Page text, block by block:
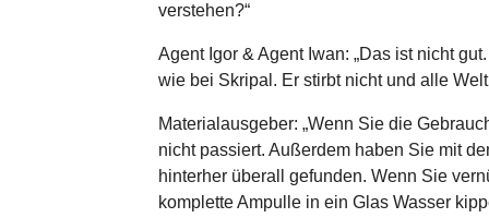
verstehen?“
Agent Igor & Agent Iwan: „Das ist nicht
wie bei Skripal. Er stirbt nicht und alle
Materialausgeber: „Wenn Sie die
nicht passiert. Außerdem haben Sie mit
hinterher überall gefunden. Wenn Sie
komplette Ampulle in ein Glas Wasser